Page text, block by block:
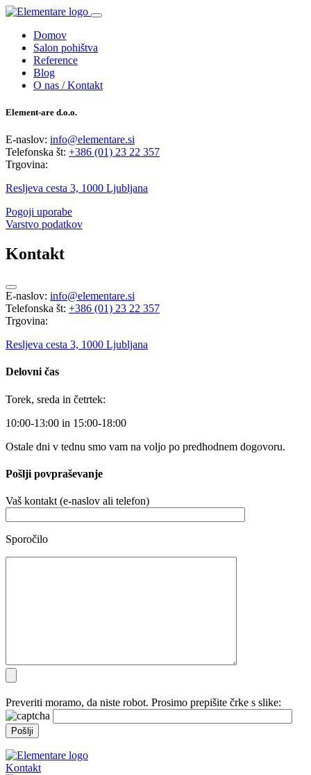
Domov
Salon pohištva
Reference
Blog
O nas / Kontakt
Element-are d.o.o.
E-naslov: info@elementare.si
Telefonska št: +386 (01) 23 22 357
Trgovina:
Resljeva cesta 3, 1000 Ljubljana
Pogoji uporabe
Varstvo podatkov
Kontakt
E-naslov: info@elementare.si
Telefonska št: +386 (01) 23 22 357
Trgovina:
Resljeva cesta 3, 1000 Ljubljana
Delovni čas
Torek, sreda in četrtek:
10:00-13:00 in 15:00-18:00
Ostale dni v tednu smo vam na voljo po predhodnem dogovoru.
Pošlji povpraševanje
Vaš kontakt (e-naslov ali telefon)
Sporočilo
Preveriti moramo, da niste robot. Prosimo prepišite črke s slike:
Kontakt